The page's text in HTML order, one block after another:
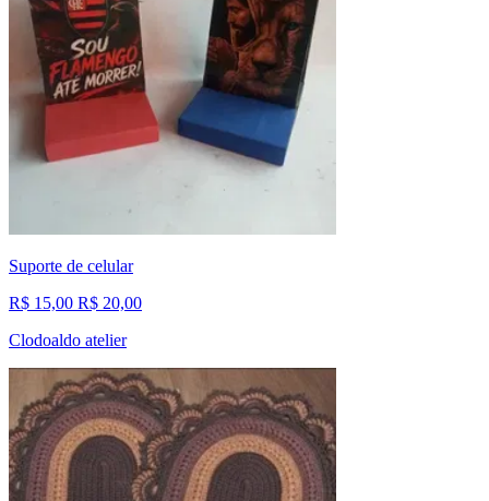
Suporte de celular
R$ 15,00 R$ 20,00
Clodoaldo atelier